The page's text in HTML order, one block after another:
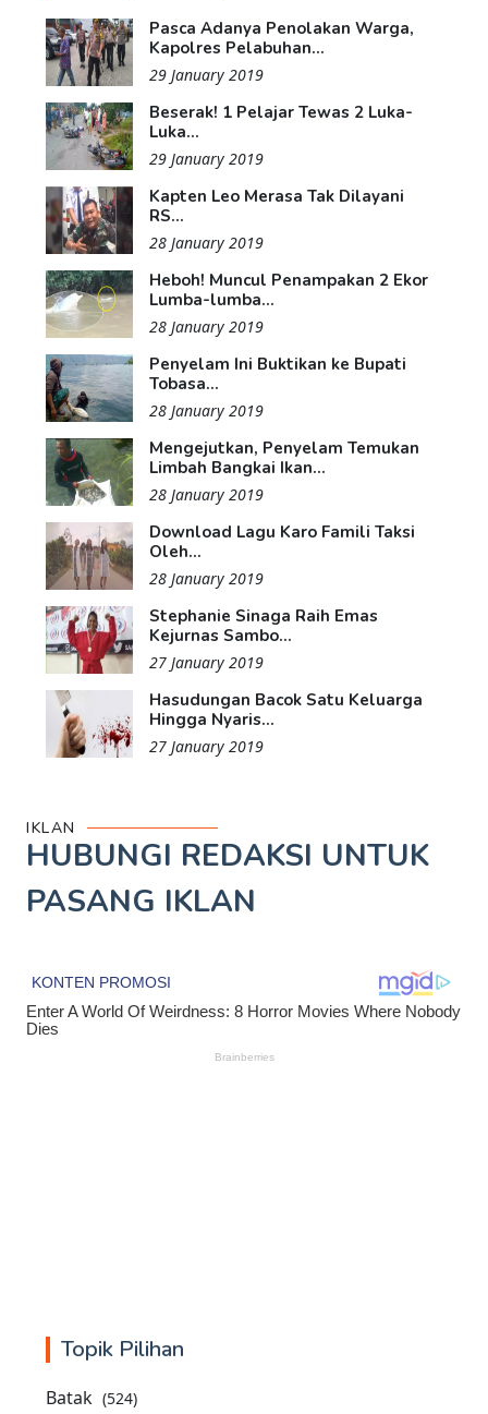
Pasca Adanya Penolakan Warga,
Kapolres Pelabuhan...
29 January 2019
Beserak! 1 Pelajar Tewas 2 Luka-
Luka...
29 January 2019
Kapten Leo Merasa Tak Dilayani
RS...
28 January 2019
Heboh! Muncul Penampakan 2 Ekor
Lumba-lumba...
28 January 2019
Penyelam Ini Buktikan ke Bupati
Tobasa...
28 January 2019
Mengejutkan, Penyelam Temukan
Limbah Bangkai Ikan...
28 January 2019
Download Lagu Karo Famili Taksi
Oleh...
28 January 2019
Stephanie Sinaga Raih Emas
Kejurnas Sambo...
27 January 2019
Hasudungan Bacok Satu Keluarga
Hingga Nyaris...
27 January 2019
IKLAN
HUBUNGI REDAKSI UNTUK
PASANG IKLAN
Topik Pilihan
Batak (524)